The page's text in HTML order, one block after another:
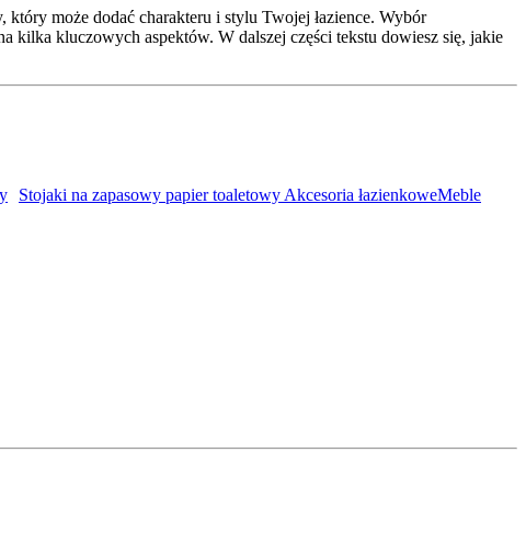
może dodać charakteru i stylu Twojej łazience. Wybór
kilka kluczowych aspektów. W dalszej części tekstu dowiesz się, jakie
Stojaki na zapasowy papier toaletowy Akcesoria łazienkoweMeble